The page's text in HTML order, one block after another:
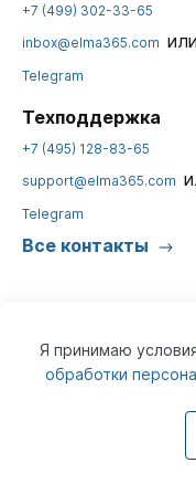
Я принимаю
обработки
+7 (499) 302-33-65
inbox@elma365.com или
Telegram
Техподдержка
+7 (495) 128-83-65
support@elma365.com
Telegram
Все контакты
Информация на сайте
является информацией,
ознакомления